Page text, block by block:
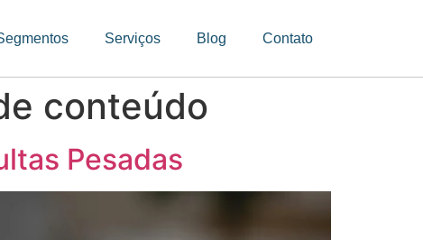
Serviços Blog Contato
conteúdo
Pesadas